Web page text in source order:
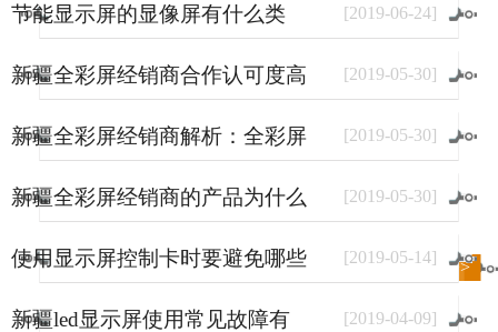
节能显示屏的显像屏有什么类
型？
[2019-06-24]
新疆全彩屏经销商合作认可度高
的原因
[2019-05-30]
新疆全彩屏经销商解析：全彩屏
使用量大幅上涨的原因
[2019-05-30]
新疆全彩屏经销商的产品为什么
销量好？
[2019-05-30]
使用显示屏控制卡时要避免哪些
事情？
[2019-05-14]
新疆led显示屏使用常见故障有
[2019-04-09]
进入新闻 频道>>